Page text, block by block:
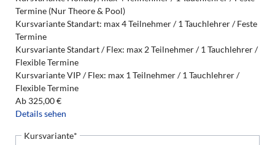
Termine (Nur Theore & Pool)
Kursvariante Standart: max 4 Teilnehmer / 1 Tauchlehrer / Feste
Termine
Kursvariante Standart / Flex: max 2 Teilnehmer / 1 Tauchlehrer /
Flexible Termine
Kursvariante VIP / Flex: max 1 Teilnehmer / 1 Tauchlehrer /
Flexible Termine
Ab325,00€
Details sehen
Pflichtfeld
Kursvariante*